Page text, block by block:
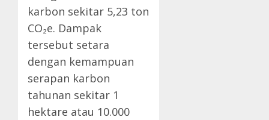
karbon sekitar 5,23 ton
CO₂e. Dampak
tersebut setara
dengan kemampuan
serapan karbon
tahunan sekitar 1
hektare atau 10.000